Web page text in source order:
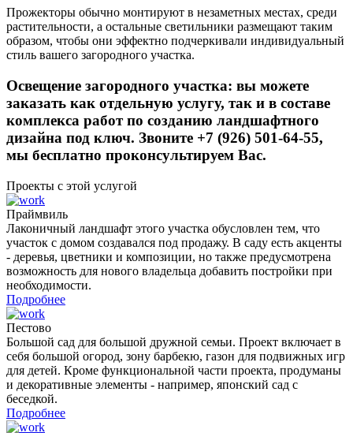
Прожекторы обычно монтируют в незаметных местах, среди
растительности, а остальные светильники размещают таким
образом, чтобы они эффектно подчеркивали индивидуальный
стиль вашего загородного участка.
Освещение загородного участка: вы можете
заказать как отдельную услугу, так и в составе
комплекса работ по созданию ландшафтного
дизайна под ключ. Звоните +7 (926) 501-64-55,
мы бесплатно проконсультируем Вас.
Проекты с этой услугой
Праймвиль
Лаконичный ландшафт этого участка обусловлен тем, что
участок с домом создавался под продажу. В саду есть акценты
- деревья, цветники и композиции, но также предусмотрена
возможность для нового владельца добавить постройки при
необходимости.
Подробнее
Пестово
Большой сад для большой дружной семьи. Проект включает в
себя большой огород, зону барбекю, газон для подвижных игр
для детей. Кроме функциональной части проекта, продуманы
и декоративные элементы - например, японский сад с
беседкой.
Подробнее